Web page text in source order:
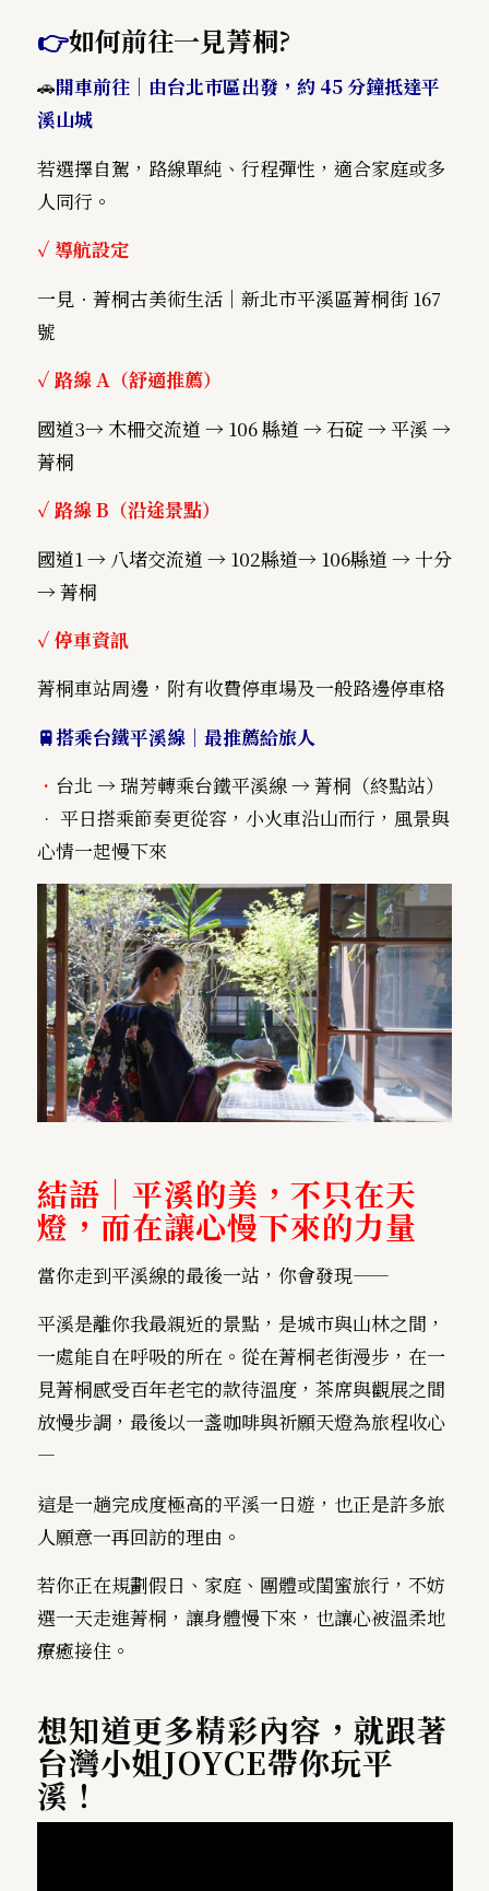
👉如何前往一見菁桐?
🚗開車前往｜由台北市區出發，約 45 分鐘抵達平
溪山城
若選擇自駕，路線單純、行程彈性，適合家庭或多
人同行。
✓ 導航設定
一見．菁桐古美術生活｜新北市平溪區菁桐街 167
號
✓ 路線 A（舒適推薦）
國道3→ 木柵交流道 → 106 縣道 → 石碇 → 平溪 →
菁桐
✓ 路線 B（沿途景點）
國道1 → 八堵交流道 → 102縣道→ 106縣道 → 十分
→ 菁桐
✓ 停車資訊
菁桐車站周邊，附有收費停車場及一般路邊停車格
🚆搭乘台鐵平溪線｜最推薦給旅人
• 台北 → 瑞芳轉乘台鐵平溪線 → 菁桐（終點站）
• 平日搭乘節奏更從容，小火車沿山而行，風景與
心情一起慢下來
結語｜平溪的美，不只在天
燈，而在讓心慢下來的力量
當你走到平溪線的最後一站，你會發現——
平溪是離你我最親近的景點，是城市與山林之間，
一處能自在呼吸的所在。從在菁桐老街漫步，在一
見菁桐感受百年老宅的款待溫度，茶席與觀展之間
放慢步調，最後以一盞咖啡與祈願天燈為旅程收心
—
這是一趟完成度極高的平溪一日遊，也正是許多旅
人願意一再回訪的理由。
若你正在規劃假日、家庭、團體或閨蜜旅行，不妨
選一天走進菁桐，讓身體慢下來，也讓心被溫柔地
療癒接住。
想知道更多精彩內容，就跟著
台灣小姐JOYCE帶你玩平
溪！